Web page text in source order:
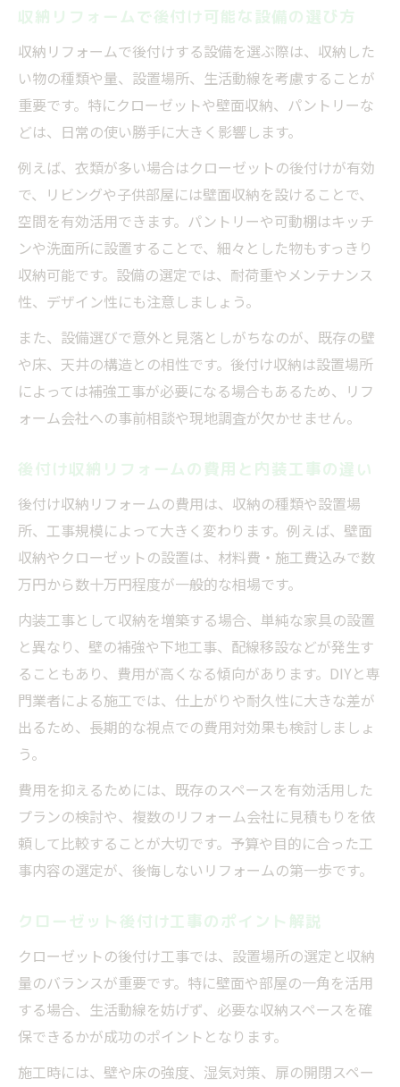
収納リフォームで後付け可能な設備の選び方
収納リフォームで後付けする設備を選ぶ際は、収納した
い物の種類や量、設置場所、生活動線を考慮することが
重要です。特にクローゼットや壁面収納、パントリーな
どは、日常の使い勝手に大きく影響します。
例えば、衣類が多い場合はクローゼットの後付けが有効
で、リビングや子供部屋には壁面収納を設けることで、
空間を有効活用できます。パントリーや可動棚はキッチ
ンや洗面所に設置することで、細々とした物もすっきり
収納可能です。設備の選定では、耐荷重やメンテナンス
性、デザイン性にも注意しましょう。
また、設備選びで意外と見落としがちなのが、既存の壁
や床、天井の構造との相性です。後付け収納は設置場所
によっては補強工事が必要になる場合もあるため、リフ
ォーム会社への事前相談や現地調査が欠かせません。
後付け収納リフォームの費用と内装工事の違い
後付け収納リフォームの費用は、収納の種類や設置場
所、工事規模によって大きく変わります。例えば、壁面
収納やクローゼットの設置は、材料費・施工費込みで数
万円から数十万円程度が一般的な相場です。
内装工事として収納を増築する場合、単純な家具の設置
と異なり、壁の補強や下地工事、配線移設などが発生す
ることもあり、費用が高くなる傾向があります。DIYと専
門業者による施工では、仕上がりや耐久性に大きな差が
出るため、長期的な視点での費用対効果も検討しましょ
う。
費用を抑えるためには、既存のスペースを有効活用した
プランの検討や、複数のリフォーム会社に見積もりを依
頼して比較することが大切です。予算や目的に合った工
事内容の選定が、後悔しないリフォームの第一歩です。
クローゼット後付け工事のポイント解説
クローゼットの後付け工事では、設置場所の選定と収納
量のバランスが重要です。特に壁面や部屋の一角を活用
する場合、生活動線を妨げず、必要な収納スペースを確
保できるかが成功のポイントとなります。
施工時には、壁や床の強度、湿気対策、扉の開閉スペー